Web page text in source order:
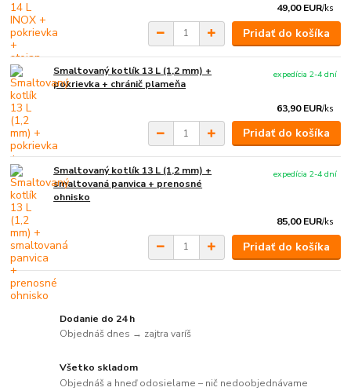
49,00 EUR/ks
Pridať do košíka
Smaltovaný kotlík 13 L (1,2 mm) +
pokrievka + chránič plameňa
63,90 EUR/ks
expedícia 2-4 dní
Pridať do košíka
Smaltovaný kotlík 13 L (1,2 mm) +
smaltovaná panvica + prenosné
ohnisko
85,00 EUR/ks
expedícia 2-4 dní
Pridať do košíka
Dodanie do 24 h
Objednáš dnes → zajtra varíš
Všetko skladom
Objednáš a hneď odosielame – nič nedoobjednávame